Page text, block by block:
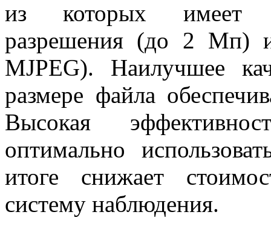
из которых имеет
разрешения (до 2 Мп)
MJPEG). Наилучшее
размере файла
Высокая
оптимально
итоге снижает
систему наблюдения.